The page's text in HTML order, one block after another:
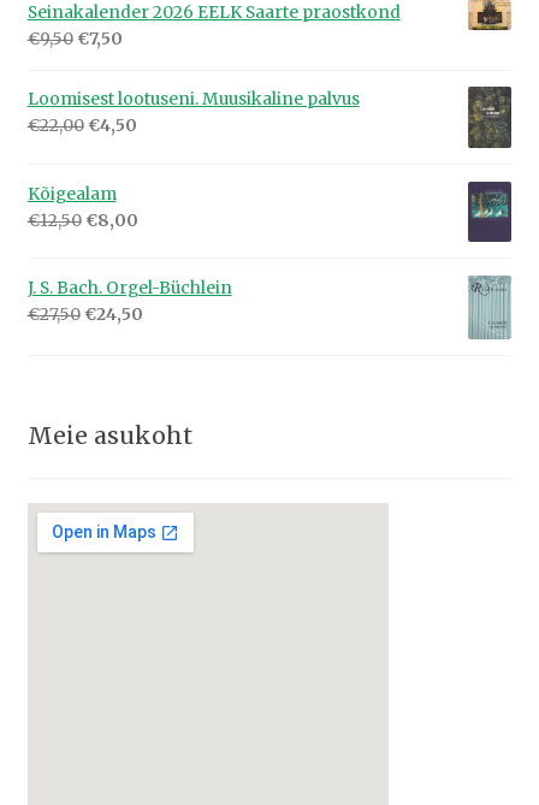
Seinakalender 2026 EELK Saarte praostkond
€9,50 Algne
oli:
€9,50.
€7,50Praegune
on:
€7,50.
Loomisest lootuseni. Muusikaline palvus
€22,00 Algne
€22,00.
€4,50Praegune
Kõigealam
€12,50 Algne
€12,50.
€8,00Praegune
€8,00.
J. S. Bach. Orgel-Büchlein
€27,50 Algne
€24,50Praegune
Meie asukoht